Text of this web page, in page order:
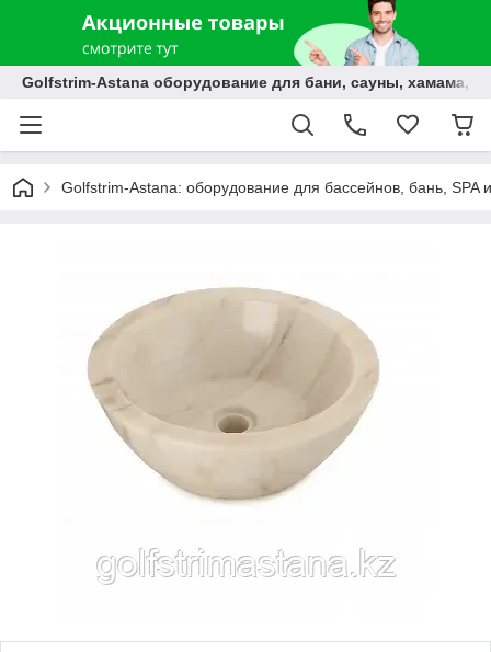
Golfstrim-Astana оборудование для бани, сауны, хамама,
Golfstrim-Astana: оборудование для бассейнов, бань, SPA